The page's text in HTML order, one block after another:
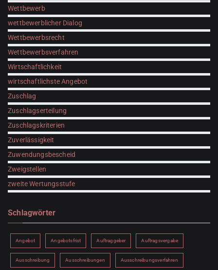
Wettbewerb
wettbewerblicher Dialog
Wettbewerbsrecht
Wettbewerbsverfahren
Wirtschaftlichkeit
wirtschaftlichste Angebot
Zuschlag
Zuschlagserteilung
Zuschlagskriterien
Zuverlässigkeit
Zuwendungsbescheid
Zweigstellen
zweite Wertungsstufe
Schlagwörter
Angebot Angebotsfrist Auftraggeber Auftragsvergabe
Ausschreibung Ausschreibungen Ausschreibungsverfahren